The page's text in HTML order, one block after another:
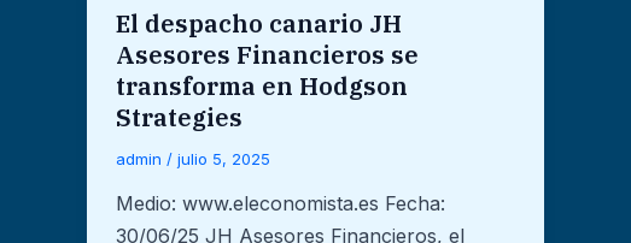
El despacho canario JH
Asesores Financieros se
transforma en Hodgson
Strategies
admin / julio 5, 2025
Medio: www.eleconomista.es Fecha:
30/06/25 JH Asesores Financieros, el